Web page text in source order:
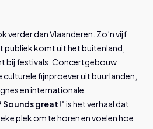
verder dan Vlaanderen. Zo’n vijf
publiek komt uit het buitenland,
bij festivals. Concertgebouw
fijnproever uit buurlanden,
en internationale
Sounds great!"is het verhaal dat
plek om te horen en voelen hoe